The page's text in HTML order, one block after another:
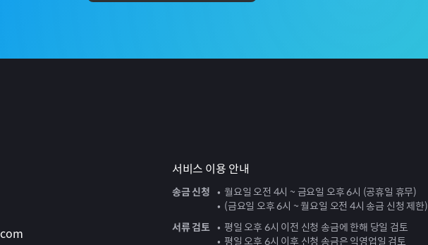
서비스 이용 안내
송금 신청
월요일 오전 4시 ~ 금요일 오후 6시 (공휴일 휴무)
(금요일 오후 6시 ~ 월요일 오전 4시 송금 신청 제한)
서류 검토
평일 오후 6시 이전 신청 송금에 한해 당일 검토
평일 오후 6시 이후 신청 송금은 익영업일 검토